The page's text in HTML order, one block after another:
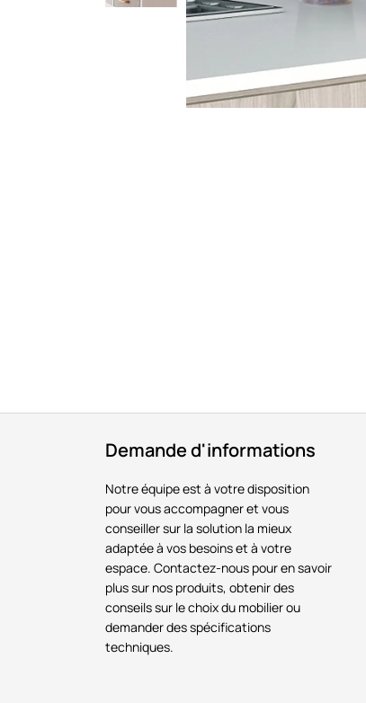
Demande d'informations
Notre équipe est à votre disposition
pour vous accompagner et vous
conseiller sur la solution la mieux
adaptée à vos besoins et à votre
espace. Contactez-nous pour en savoir
plus sur nos produits, obtenir des
conseils sur le choix du mobilier ou
demander des spécifications
techniques.